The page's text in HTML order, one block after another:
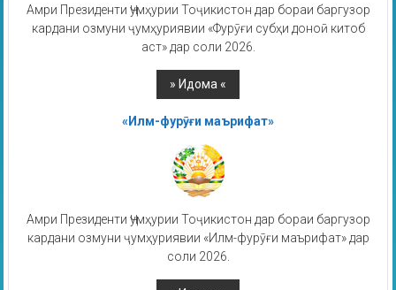
Амри Президенти Ҷумҳурии Тоҷикистон дар бораи баргузор
кардани озмуни ҷумҳуриявии «Фурӯғи субҳи доноӣ китоб
аст» дар соли 2026.
«Илм-фурӯғи маърифат»
Амри Президенти Ҷумҳурии Тоҷикистон дар бораи баргузор
кардани озмуни ҷумҳуриявии «Илм-фурӯғи маърифат» дар
соли 2026.